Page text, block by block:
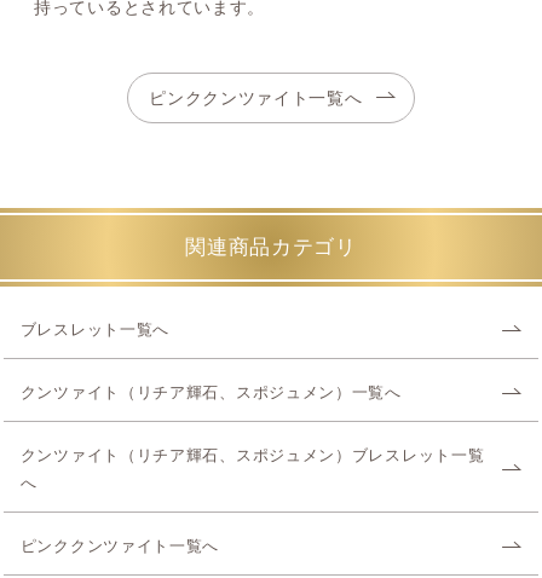
持っているとされています。
ピンククンツァイト一覧へ
関連商品カテゴリ
ブレスレット一覧へ
クンツァイト（リチア輝石、スポジュメン）一覧へ
クンツァイト（リチア輝石、スポジュメン）ブレスレット一覧
へ
ピンククンツァイト一覧へ